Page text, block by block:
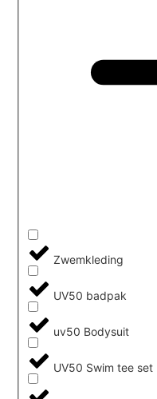
Zwemkleding
UV50 badpak
uv50 Bodysuit
UV50 Swim tee set